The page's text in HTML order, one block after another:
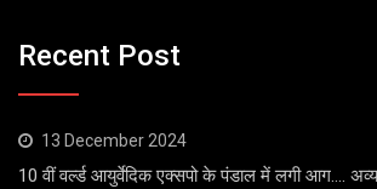
Recent Post
13 December 2024
10 वीं वर्ल्ड आयुर्वेदिक एक्सपो के पंडाल में लगी आग….